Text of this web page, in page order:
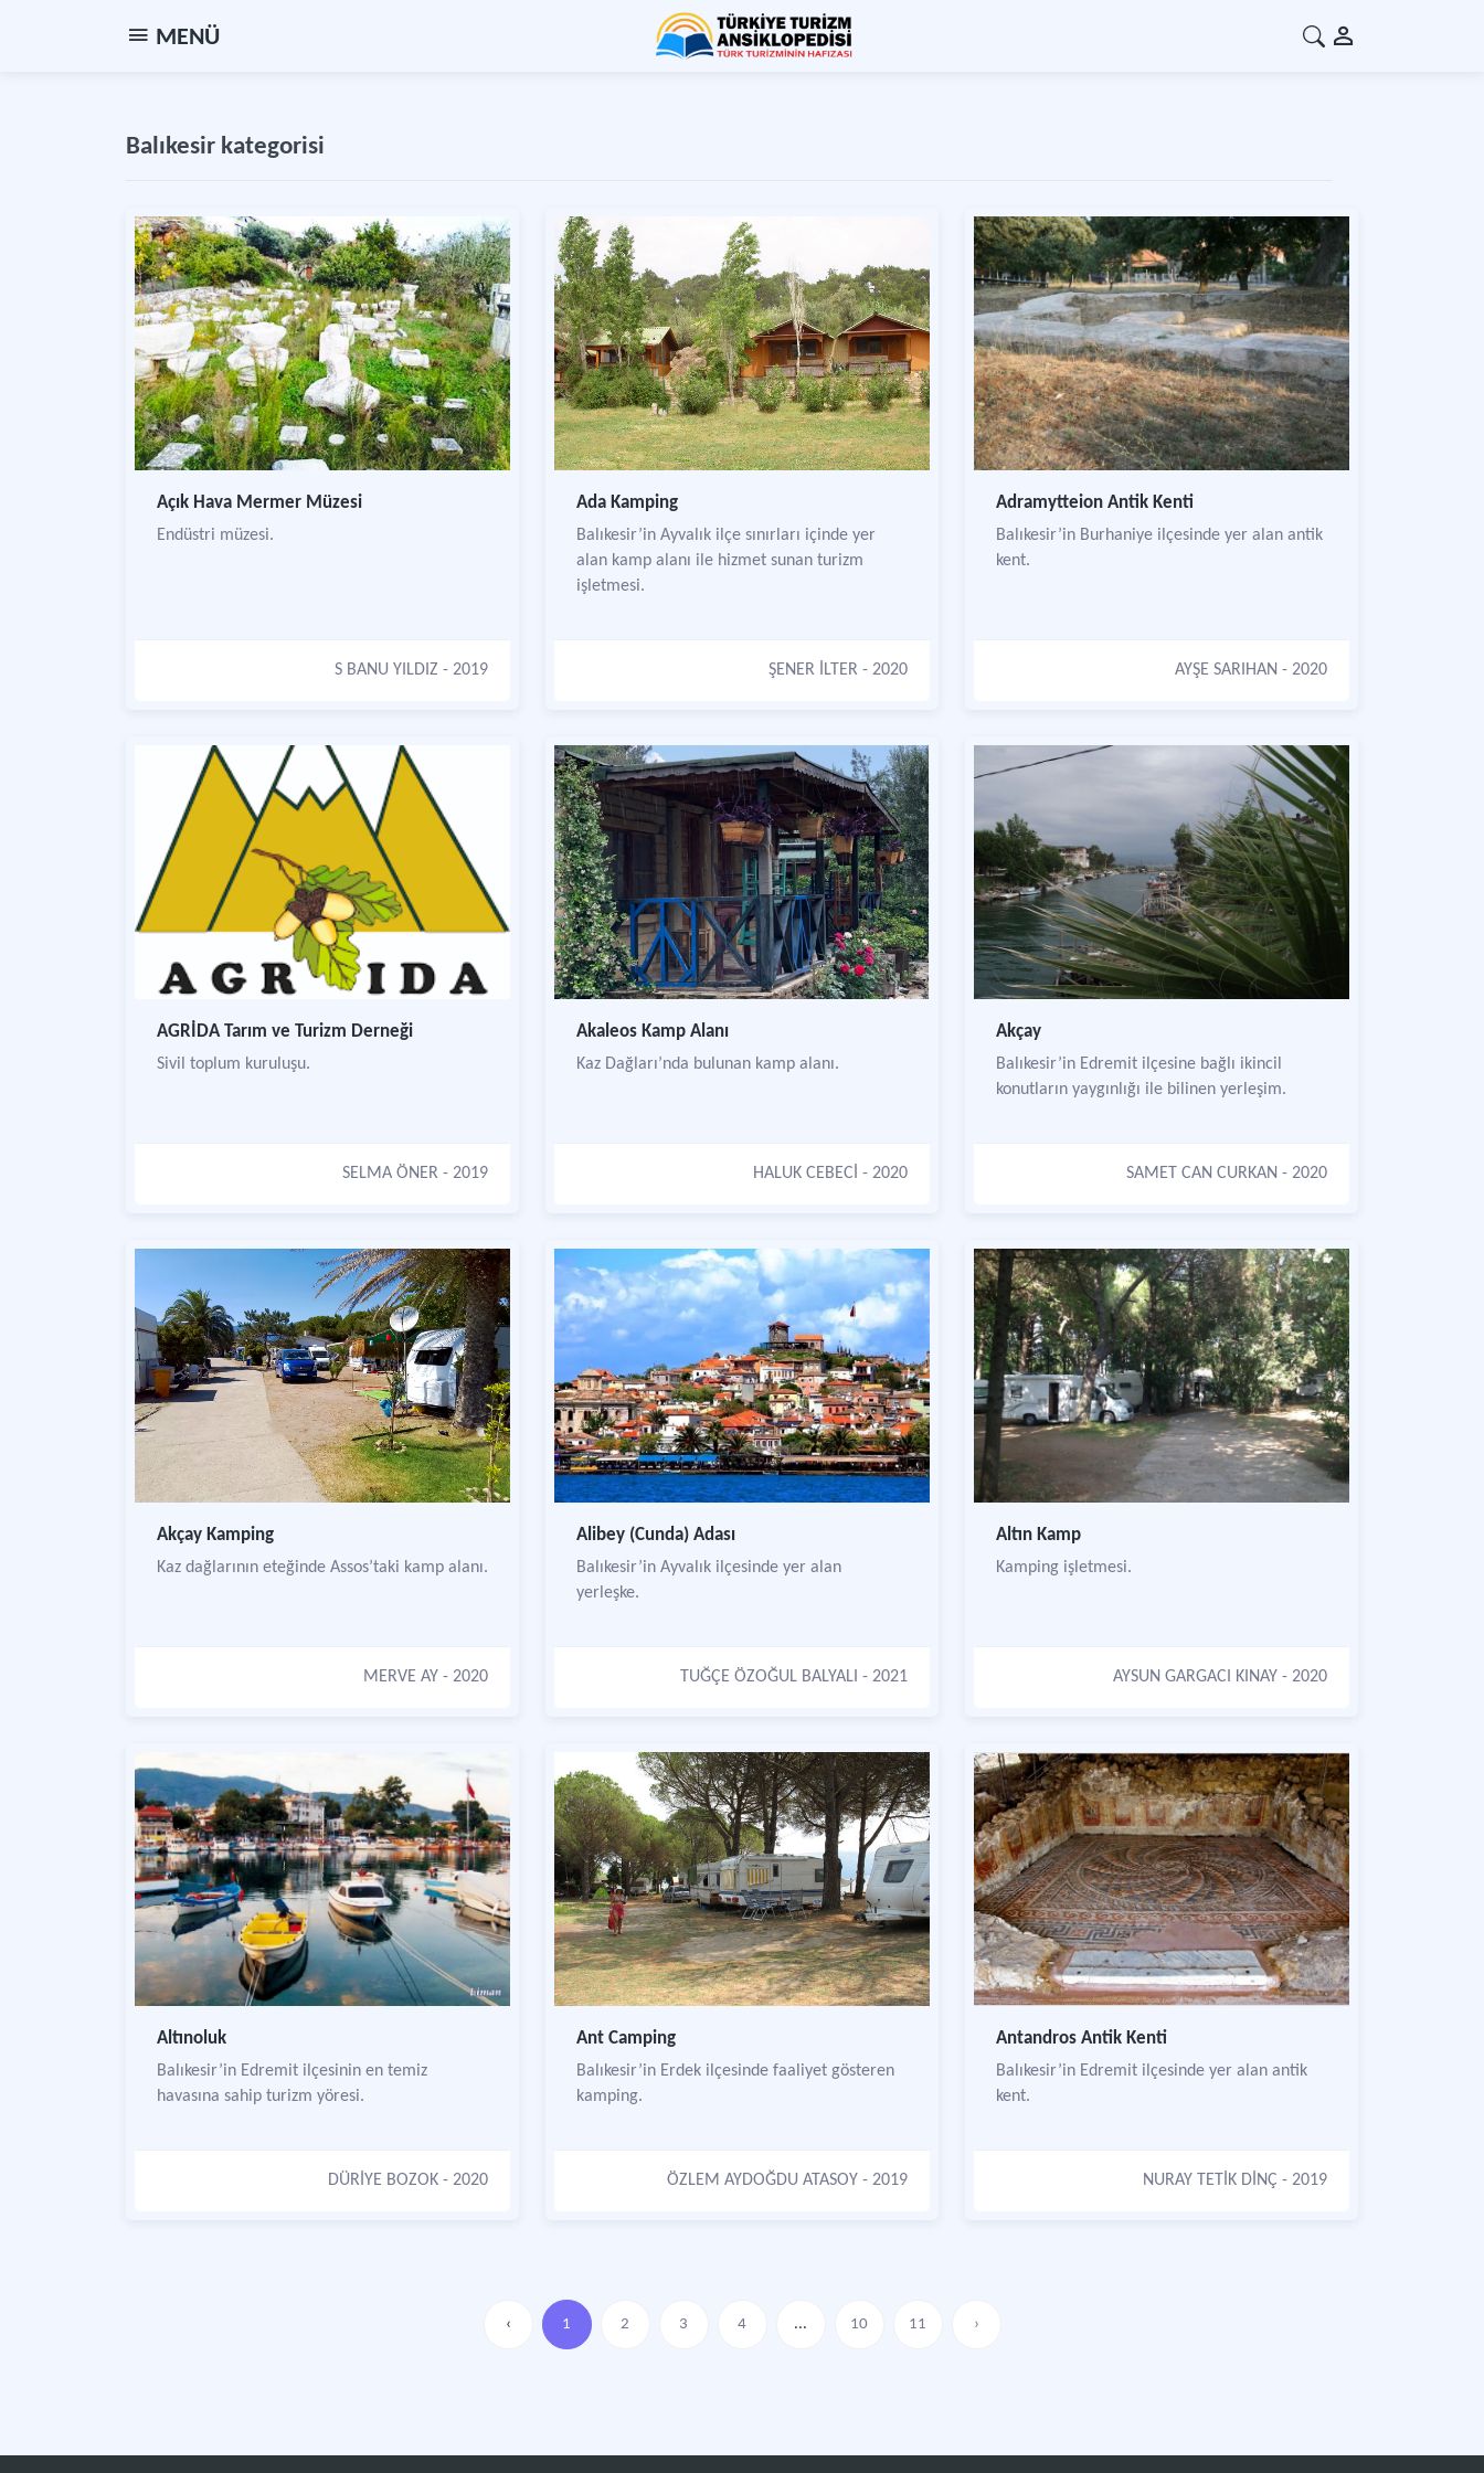
MENÜ
Balıkesir kategorisi
Açık Hava Mermer Müzesi
Endüstri müzesi.
S BANU YILDIZ - 2019
Ada Kamping
Balıkesir’in Ayvalık ilçe sınırları içinde yer
alan kamp alanı ile hizmet sunan turizm
işletmesi.
ŞENER İLTER - 2020
Adramytteion Antik Kenti
Balıkesir’in Burhaniye ilçesinde yer alan antik
kent.
AYŞE SARIHAN - 2020
AGRİDA Tarım ve Turizm Derneği
Sivil toplum kuruluşu.
SELMA ÖNER - 2019
Akaleos Kamp Alanı
Kaz Dağları’nda bulunan kamp alanı.
HALUK CEBECİ - 2020
Akçay
Balıkesir’in Edremit ilçesine bağlı ikincil
konutların yaygınlığı ile bilinen yerleşim.
SAMET CAN CURKAN - 2020
Akçay Kamping
Kaz dağlarının eteğinde Assos’taki kamp alanı.
MERVE AY - 2020
Alibey (Cunda) Adası
Balıkesir’in Ayvalık ilçesinde yer alan
yerleşke.
TUĞÇE ÖZOĞUL BALYALI - 2021
Altın Kamp
Kamping işletmesi.
AYSUN GARGACI KINAY - 2020
Altınoluk
Balıkesir’in Edremit ilçesinin en temiz
havasına sahip turizm yöresi.
DÜRİYE BOZOK - 2020
Ant Camping
Balıkesir’in Erdek ilçesinde faaliyet gösteren
kamping.
ÖZLEM AYDOĞDU ATASOY - 2019
Antandros Antik Kenti
Balıkesir’in Edremit ilçesinde yer alan antik
kent.
NURAY TETİK DİNÇ - 2019
‹ 1 2 3 4 ... 10 11 ›